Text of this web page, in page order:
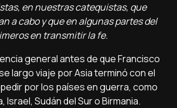
en nuestras catequistas, que
a cabo y que en algunas partes del
en transmitir la fe.
general antes de que Francisco
largo viaje por Asia terminó con el
por los países en guerra, como
Israel, Sudán del Sur o Birmania.